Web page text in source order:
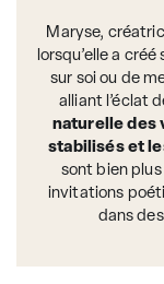
Maryse,
lorsqu’elle a
sur soi ou de
alliant l’éclat
naturelle des
stabilisés et
sont bien plus
invitations
dans